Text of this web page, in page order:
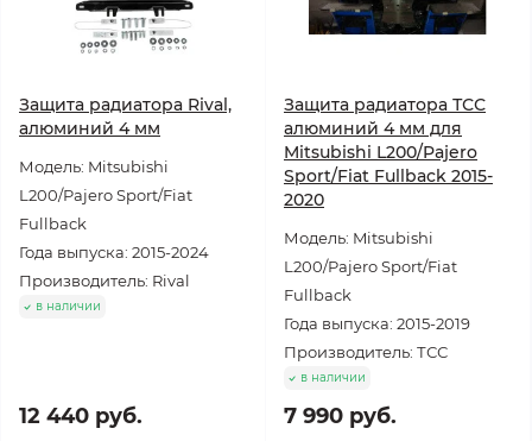
Защита радиатора Rival,
алюминий 4 мм
Модель: Mitsubishi
L200/Pajero Sport/Fiat
Fullback
Года выпуска: 2015-2024
Производитель: Rival
в наличии
12 440 руб.
Защита радиатора ТСС
алюминий 4 мм для
Mitsubishi L200/Pajero
Sport/Fiat Fullback 2015-
2020
Модель: Mitsubishi
L200/Pajero Sport/Fiat
Fullback
Года выпуска: 2015-2019
Производитель: ТСС
в наличии
7 990 руб.